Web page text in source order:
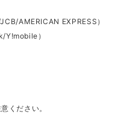
AMERICAN EXPRESS）
Y!mobile）
ください。